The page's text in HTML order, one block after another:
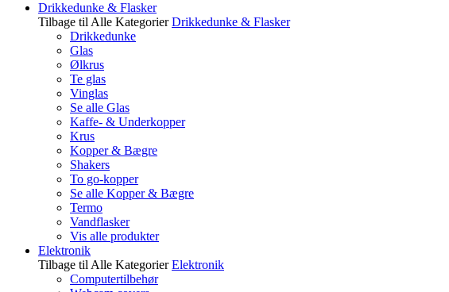
Drikkedunke & Flasker
Tilbage til Alle Kategorier Drikkedunke & Flasker
Drikkedunke
Glas
Ølkrus
Te glas
Vinglas
Se alle Glas
Kaffe- & Underkopper
Krus
Kopper & Bægre
Shakers
To go-kopper
Se alle Kopper & Bægre
Termo
Vandflasker
Vis alle produkter
Elektronik
Tilbage til Alle Kategorier Elektronik
Computertilbehør